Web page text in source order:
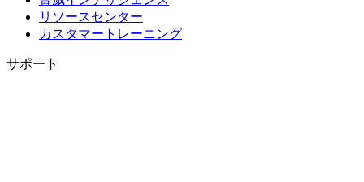
リソースセンター
カスタマートレーニング
サポート